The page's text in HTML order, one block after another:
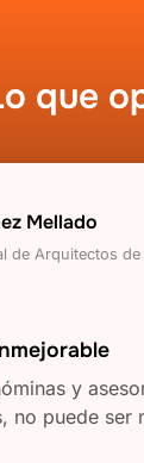
que
Mellado
de Arquitectos
y
no puede